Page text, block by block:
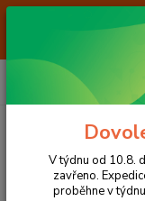
Od 7.8. do 14.8. 2026
objednávek, přijatých
+420 605 283 713
V týdnu od 10.8.
zavřeno.
proběhne v